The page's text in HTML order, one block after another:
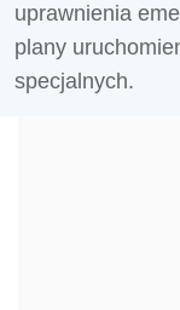
uprawnienia
plany
specjalnych.